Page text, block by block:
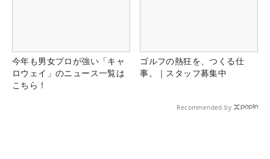
今年も男女プロが強い「キャ
ロウェイ」のニュース一覧は
こちら！
ゴルフの熱狂を、つくる仕
事。｜スタッフ募集中
Recommended by